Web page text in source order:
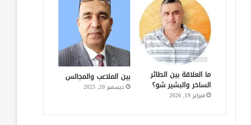
ما العلاقة بين الطائر
الساخر والبشير شو؟
فبراير 19, 2026
بين الملاعب والمجالس
ديسمبر 20, 2025